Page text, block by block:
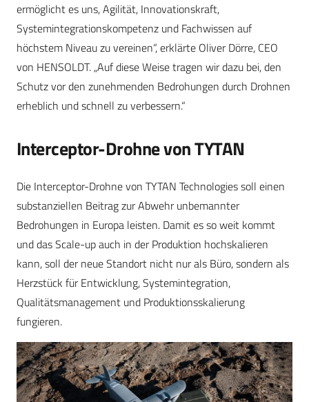
ermöglicht es uns, Agilität, Innovationskraft,
Systemintegrationskompetenz und Fachwissen auf
höchstem Niveau zu vereinen“, erklärte Oliver Dörre, CEO
von HENSOLDT. „Auf diese Weise tragen wir dazu bei, den
Schutz vor den zunehmenden Bedrohungen durch Drohnen
erheblich und schnell zu verbessern.“
Interceptor-Drohne von TYTAN
Die Interceptor-Drohne von TYTAN Technologies soll einen
substanziellen Beitrag zur Abwehr unbemannter
Bedrohungen in Europa leisten. Damit es so weit kommt
und das Scale-up auch in der Produktion hochskalieren
kann, soll der neue Standort nicht nur als Büro, sondern als
Herzstück für Entwicklung, Systemintegration,
Qualitätsmanagement und Produktionsskalierung
fungieren.